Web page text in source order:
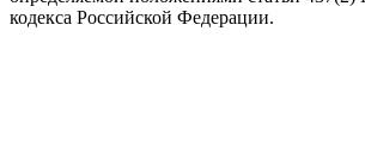
кодекса Российской Федерации.